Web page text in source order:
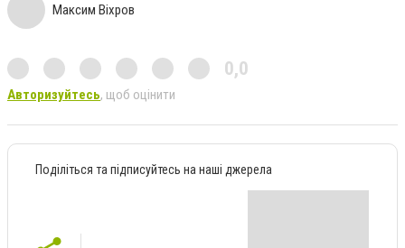
Максим Віхров
0,0
Авторизуйтесь, щоб оцінити
Поділіться та підписуйтесь на наші джерела